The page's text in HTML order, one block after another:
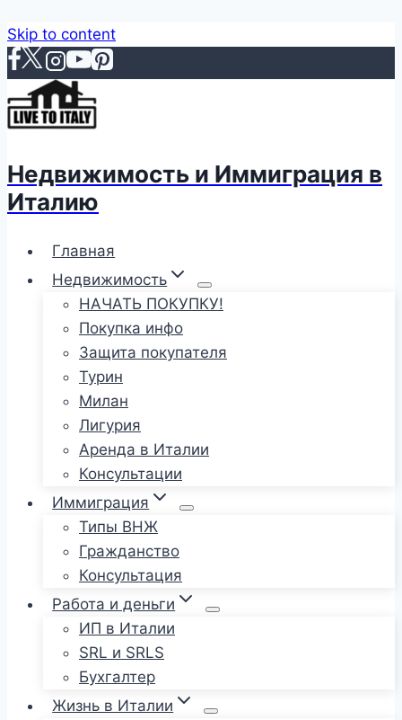
Skip to content
Недвижимость и Иммиграция в
Италию
Главная
Недвижимость
НАЧАТЬ ПОКУПКУ!
Покупка инфо
Защита покупателя
Турин
Милан
Лигурия
Аренда в Италии
Консультации
Иммиграция
Типы ВНЖ
Гражданство
Консультация
Работа и деньги
ИП в Италии
SRL и SRLS
Бухгалтер
Жизнь в Италии